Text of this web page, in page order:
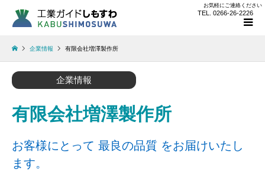
お気軽にご連絡ください
TEL. 0266-26-2226
企業情報 有限会社増澤製作所
企業情報
有限会社増澤製作所
お客様にとって 最良の品質 をお届けいたし
ます。